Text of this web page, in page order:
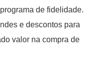
de fidelidade.
e descontos para
valor na compra de